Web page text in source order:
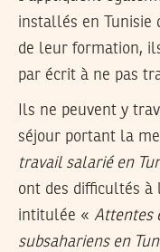
installés en Tunisie
de leur formation,
par écrit à ne pas
Ils ne peuvent y
séjour portant la
travail salarié en
ont des difficultés à
intitulée « Attentes
subsahariens en